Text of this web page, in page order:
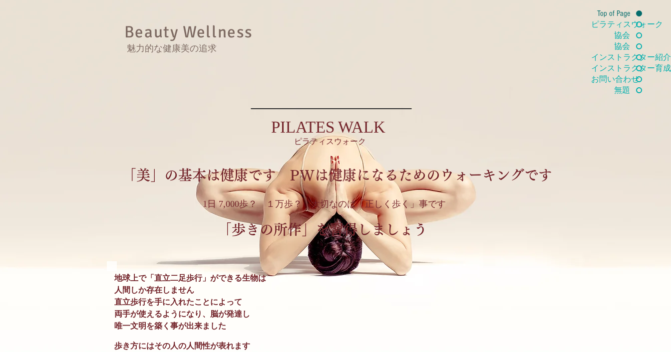
Top of Page
ピラティスウォーク
協会
協会
インストラクター紹介
インストラクター育成
お問い合わせ
無題
Beauty Wellness
​魅力的な健康美の追求
PILATES WALK
ピラティスウォーク
「美」の基本は健康です PWは健康になるためのウォーキングです
1日 7,000歩？ １万歩？ 大切なのは「正しく歩く」事です
「歩きの所作」を習得しましょう
地球上で​「直立二足歩行」ができる生物は
人間しか存在しません
直立歩行を手に入れたことによって
両手が使えるようになり、脳が発達し
​唯一文明を築く事が出来ました
歩き方にはその人の人間性が表れます